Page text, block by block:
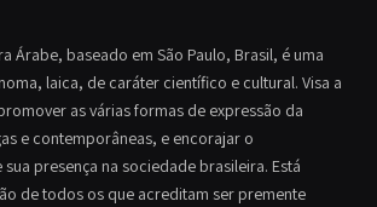
Árabe, baseado em São Paulo, Brasil, é uma
laica, de caráter científico e cultural. Visa a
as várias formas de expressão da
e contemporâneas, e encorajar o
presença na sociedade brasileira. Está
de todos os que acreditam ser premente